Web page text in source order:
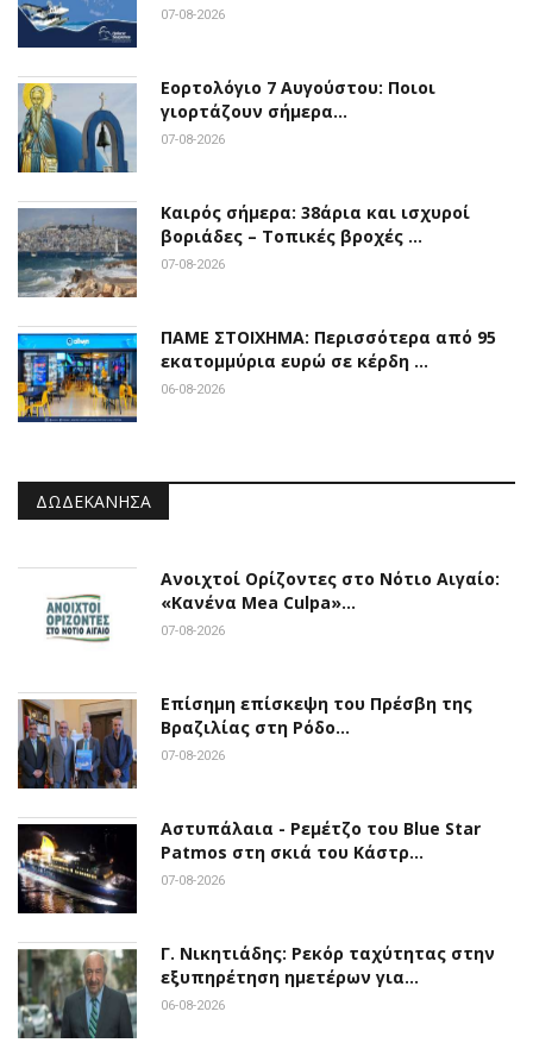
07-08-2026
Εορτολόγιο 7 Αυγούστου: Ποιοι
γιορτάζουν σήμερα…
07-08-2026
Καιρός σήμερα: 38άρια και ισχυροί
βοριάδες – Τοπικές βροχές …
07-08-2026
ΠΑΜΕ ΣΤΟΙΧΗΜΑ: Περισσότερα από 95
εκατομμύρια ευρώ σε κέρδη …
06-08-2026
ΔΩΔΕΚΆΝΗΣΑ
Ανοιχτοί Ορίζοντες στο Νότιο Αιγαίο:
«Κανένα Mea Culpa»…
07-08-2026
Επίσημη επίσκεψη του Πρέσβη της
Βραζιλίας στη Ρόδο…
07-08-2026
Αστυπάλαια - Ρεμέτζο του Blue Star
Patmos στη σκιά του Κάστρ…
07-08-2026
Γ. Νικητιάδης: Ρεκόρ ταχύτητας στην
εξυπηρέτηση ημετέρων για…
06-08-2026